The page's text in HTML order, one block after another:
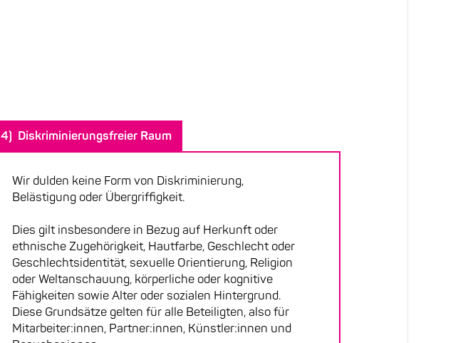
4) Diskriminierungsfreier Raum
Wir dulden keine Form von Diskriminierung,
Belästigung oder Übergriffigkeit.
Dies gilt insbesondere in Bezug auf Herkunft oder
ethnische Zugehörigkeit, Hautfarbe, Geschlecht oder
Geschlechtsidentität, sexuelle Orientierung, Religion
oder Weltanschauung, körperliche oder kognitive
Fähigkeiten sowie Alter oder sozialen Hintergrund.
Diese Grundsätze gelten für alle Beteiligten, also für
Mitarbeiter:innen, Partner:innen, Künstler:innen und